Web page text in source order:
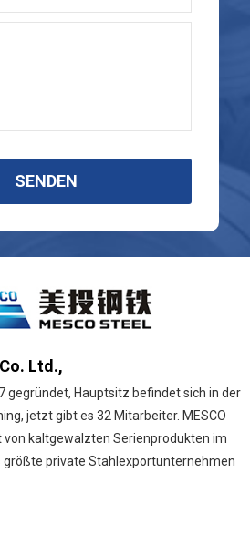
SENDEN
Ltd.,
gegründet, Hauptsitz befindet sich in der
jetzt gibt es 32 Mitarbeiter. MESCO
kaltgewalzten Serienprodukten im
größte private Stahlexportunternehmen